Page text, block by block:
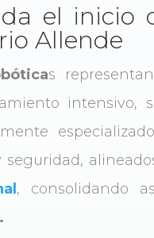
el inicio
Allende
s
intensivo,
, consolidando